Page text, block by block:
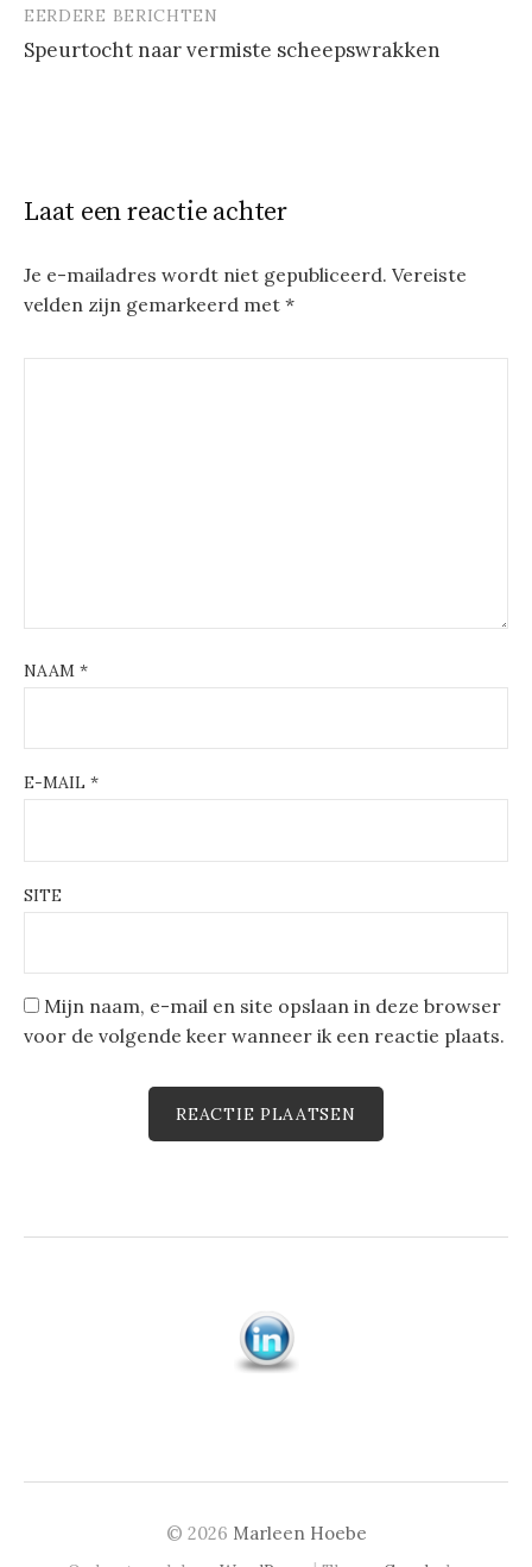
Berichtnavigatie
EERDERE BERICHTEN
Speurtocht naar vermiste scheepswrakken
Laat een reactie achter
Je e-mailadres wordt niet gepubliceerd. Vereiste
velden zijn gemarkeerd met *
NAAM *
E-MAIL *
SITE
Mijn naam, e-mail en site opslaan in deze browser
voor de volgende keer wanneer ik een reactie plaats.
© 2026 Marleen Hoebe